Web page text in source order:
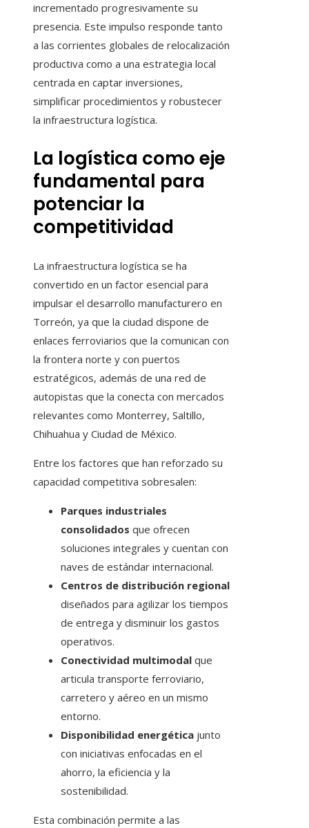
incrementado progresivamente su
presencia. Este impulso responde tanto
a las corrientes globales de relocalización
productiva como a una estrategia local
centrada en captar inversiones,
simplificar procedimientos y robustecer
la infraestructura logística.
La logística como eje
fundamental para
potenciar la
competitividad
La infraestructura logística se ha
convertido en un factor esencial para
impulsar el desarrollo manufacturero en
Torreón, ya que la ciudad dispone de
enlaces ferroviarios que la comunican con
la frontera norte y con puertos
estratégicos, además de una red de
autopistas que la conecta con mercados
relevantes como Monterrey, Saltillo,
Chihuahua y Ciudad de México.
Entre los factores que han reforzado su
capacidad competitiva sobresalen:
Parques industriales
consolidados que ofrecen
soluciones integrales y cuentan con
naves de estándar internacional.
Centros de distribución regional
diseñados para agilizar los tiempos
de entrega y disminuir los gastos
operativos.
Conectividad multimodal que
articula transporte ferroviario,
carretero y aéreo en un mismo
entorno.
Disponibilidad energética junto
con iniciativas enfocadas en el
ahorro, la eficiencia y la
sostenibilidad.
Esta combinación permite a las